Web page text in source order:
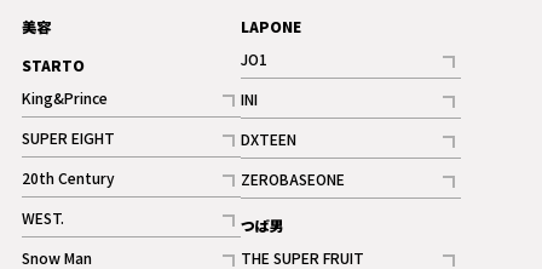
美容
STARTO
King&Prince
記事
SUPER EIGHT
記事
20th Century
記事
WEST.
記事
Snow Man
LAPONE
JO1
記事
INI
記事
ギャラリー
DXTEEN
記事
ギャラリー
ZEROBASEONE
記事
つば男
THE SUPER FRUIT